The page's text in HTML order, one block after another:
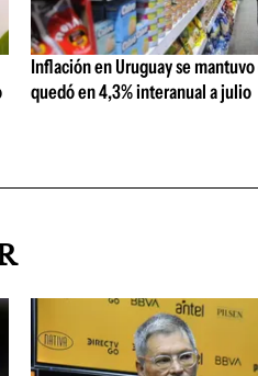
Inflación en Uruguay se
quedó en 4,3% interanual a julio